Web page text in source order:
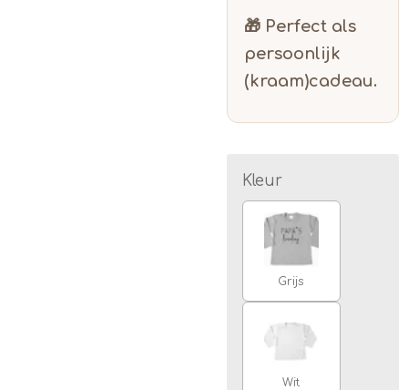
🎁 Perfect als
persoonlijk
(kraam)cadeau.
Kleur
Grijs
Wit